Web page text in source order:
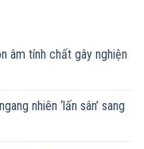
âm tính chất gây nghiện
nhiên ‘lấn sân’ sang